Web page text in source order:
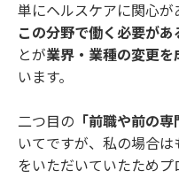
単にヘルスケアに関心が
この分野で働く必要が
とが業界・業種の変更
います。
二つ目の 「前職や前の
いてですが、私の場合
をいただいていたため